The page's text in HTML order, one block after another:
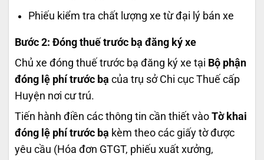
Phiếu kiểm tra chất lượng xe từ đại lý bán xe
Bước 2: Đóng thuế trước bạ đăng ký xe
Chủ xe đóng thuế trước bạ đăng ký xe tại Bộ phận
đóng lệ phí trước bạ của trụ sở Chi cục Thuế cấp
Huyện nơi cư trú.
Tiến hành điền các thông tin cần thiết vào Tờ khai
đóng lệ phí trước bạ kèm theo các giấy tờ được
yêu cầu (Hóa đơn GTGT, phiếu xuất xưởng,